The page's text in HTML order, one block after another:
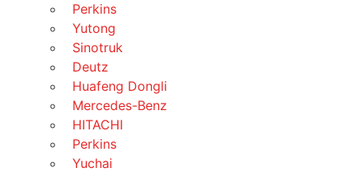
Perkins
Yutong
Sinotruk
Deutz
Huafeng Dongli
Mercedes-Benz
HITACHI
Perkins
Yuchai